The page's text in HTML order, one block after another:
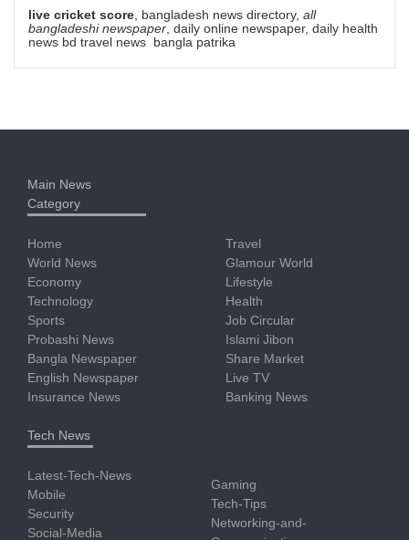
live cricket score , bangladesh news directory, all
bangladeshi newspaper , daily online newspaper, daily health
news bd travel news bangla patrika
Main News
Category
Home
World News
Economy
Technology
Sports
Probashi News
Bangla Newspaper
English Newspaper
Insurance News
Travel
Glamour World
Lifestyle
Health
Job Circular
Islami Jibon
Share Market
Live TV
Banking News
Tech News
Latest-Tech-News
Mobile
Security
Social-Media
Gaming
Tech-Tips
Networking-and-